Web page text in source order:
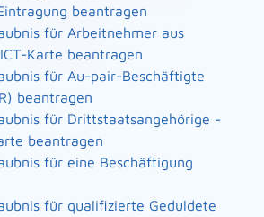
beantragen
für Arbeitnehmer aus
Karte beantragen
für Au-pair-Beschäftigte
beantragen
für Drittstaatsangehörige -
beantragen
für eine Beschäftigung
für qualifizierte Geduldete